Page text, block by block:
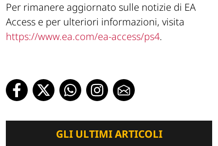
Per rimanere aggiornato sulle notizie di EA
Access e per ulteriori informazioni, visita
https://www.ea.com/ea-access/ps4.
GLI ULTIMI ARTICOLI